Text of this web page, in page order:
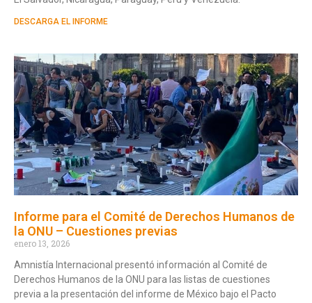
DESCARGA EL INFORME
Informe para el Comité de Derechos Humanos de
la ONU – Cuestiones previas
enero 13, 2026
Amnistía Internacional presentó información al Comité de
Derechos Humanos de la ONU para las listas de cuestiones
previa a la presentación del informe de México bajo el Pacto